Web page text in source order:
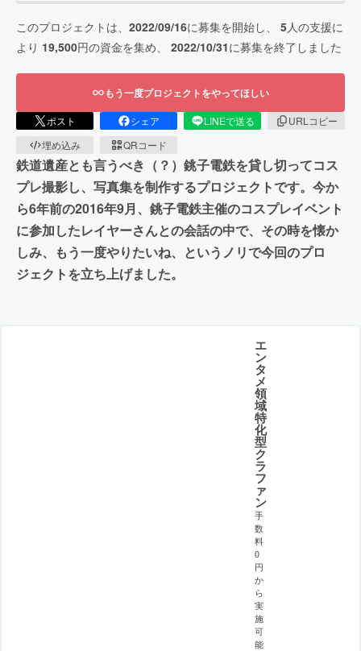
このプロジェクトは、 2022/09/16に募集を開始し、 5人の支援に
より 19,500円の資金を集め、 2022/10/31に募集を終了しました
もう一度プロジェクトをやってほしい
ポスト シェア LINEで送る
URLコピー
埋め込み
QRコード
鉄道遺産とも言うべき（？）銚子電鉄を貸し切ってコス
プレ撮影し、写真集を制作するプロジェクトです。今か
ら6年前の2016年9月、銚子電鉄主催のコスプレイベント
に参加したレイヤーさんとの会話の中で、その時を懐か
しみ、もう一度やりたいね、というノリで今回のプロ
ジェクトを立ち上げました。
エ
ン
タ
メ
領
域
特
化
型
ク
ラ
フ
ァ
ン
手
数
料
0
円
か
ら
実
施
可
能